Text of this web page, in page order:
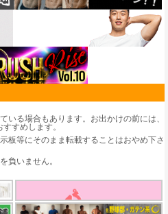
いる場合もあります。お出かけの前には、
すめします。
板等にそのまま転載することはおやめ下さ
負いません。